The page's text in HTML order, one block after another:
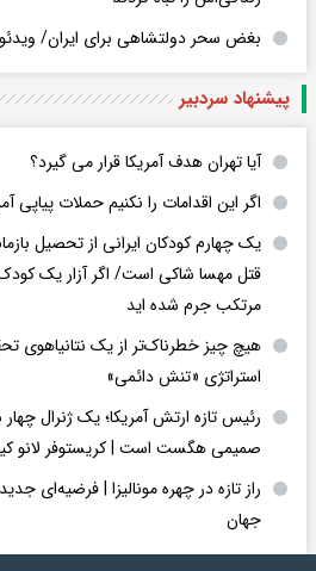
بغض سحر دولتشاهی برای ایران/ ویدئو
پیشنهاد سردبیر
آیا تهران هدف آمریکا قرار می گیرد؟
اگر این اقدامات را نکنیم حملات پیاپی
یک چهارم کودکان ایرانی از تحصیل
قتل مهسا شاکی است/ اگر آزار یک کودک
مرتکب جرم شده اید
هیچ چیز خطرناک‌تر از یک نتانیاهوی
استراتژی «تنش دائمی»
رئیس تازه ارتش آمریکا؛ یک ژنرال
صمیمی هگست است | کریستوفر لانو
راز تازه در چهره مونالیزا | فرضیه‌ای
جهان